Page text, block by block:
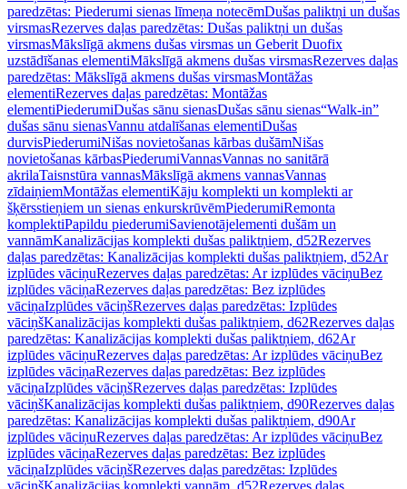
paredzētas: Piederumi sienas līmeņa notecēmDušas paliktņi un dušas
virsmasRezerves daļas paredzētas: Dušas paliktņi un dušas
virsmasMākslīgā akmens dušas virsmas un Geberit Duofix
uzstādīšanas elementiMākslīgā akmens dušas virsmasRezerves daļas
paredzētas: Mākslīgā akmens dušas virsmasMontāžas
elementiRezerves daļas paredzētas: Montāžas
elementiPiederumiDušas sānu sienasDušas sānu sienas“Walk-in”
dušas sānu sienasVannu atdalīšanas elementiDušas
durvisPiederumiNišas novietošanas kārbas dušāmNišas
novietošanas kārbasPiederumiVannasVannas no sanitārā
akrilaTaisnstūra vannasMākslīgā akmens vannasVannas
zīdaiņiemMontāžas elementiKāju komplekti un komplekti ar
šķērsstieņiem un sienas enkurskrūvēmPiederumiRemonta
komplektiPapildu piederumiSavienotājelementi dušām un
vannāmKanalizācijas komplekti dušas paliktņiem, d52Rezerves
daļas paredzētas: Kanalizācijas komplekti dušas paliktņiem, d52Ar
izplūdes vāciņuRezerves daļas paredzētas: Ar izplūdes vāciņuBez
izplūdes vāciņaRezerves daļas paredzētas: Bez izplūdes
vāciņaIzplūdes vāciņšRezerves daļas paredzētas: Izplūdes
vāciņšKanalizācijas komplekti dušas paliktņiem, d62Rezerves daļas
paredzētas: Kanalizācijas komplekti dušas paliktņiem, d62Ar
izplūdes vāciņuRezerves daļas paredzētas: Ar izplūdes vāciņuBez
izplūdes vāciņaRezerves daļas paredzētas: Bez izplūdes
vāciņaIzplūdes vāciņšRezerves daļas paredzētas: Izplūdes
vāciņšKanalizācijas komplekti dušas paliktņiem, d90Rezerves daļas
paredzētas: Kanalizācijas komplekti dušas paliktņiem, d90Ar
izplūdes vāciņuRezerves daļas paredzētas: Ar izplūdes vāciņuBez
izplūdes vāciņaRezerves daļas paredzētas: Bez izplūdes
vāciņaIzplūdes vāciņšRezerves daļas paredzētas: Izplūdes
vāciņšKanalizācijas komplekti vannām, d52Rezerves daļas